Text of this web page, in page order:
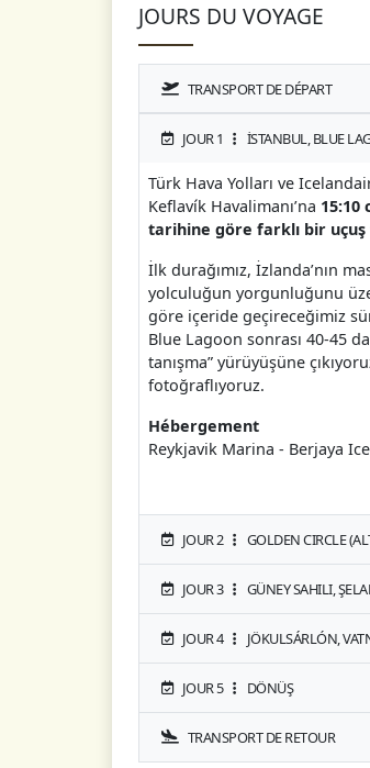
JOURS DU VOYAGE
TRANSPORT DE DÉPART
JOUR 1 İSTANBUL, BLUE
Türk Hava Yolları ve
Keflavík Havalimanı’na 15:10
tarihine göre farklı bir
İlk durağımız, İzlanda’nın
yolculuğun yorgunluğunu
göre içeride geçireceğimiz
Blue Lagoon sonrası 40-45
tanışma” yürüyüşüne
fotoğraflıyoruz.
Hébergement
Reykjavik Marina - Berjaya
JOUR 2 GOLDEN CIRCLE
JOUR 3 GÜNEY SAHILI,
JOUR 4 JÖKULSÁRLÓN,
JOUR 5 DÖNÜŞ
TRANSPORT DE RETOUR